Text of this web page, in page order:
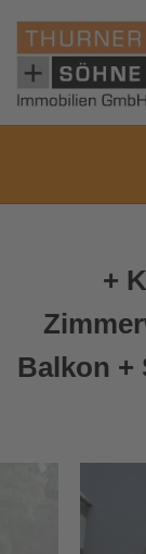
+
Balkon +